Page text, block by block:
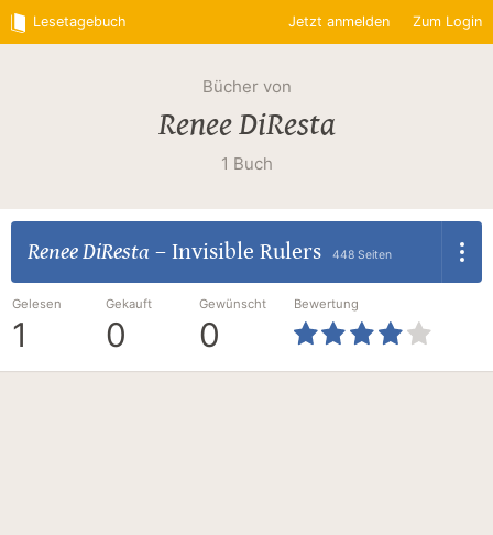
Lesetagebuch Jetzt anmelden Zum Login
Bücher von
Renee DiResta
1 Buch
Renee DiResta – Invisible Rulers 448 Seiten
Gelesen
1
Gekauft
0
Gewünscht
0
Bewertung